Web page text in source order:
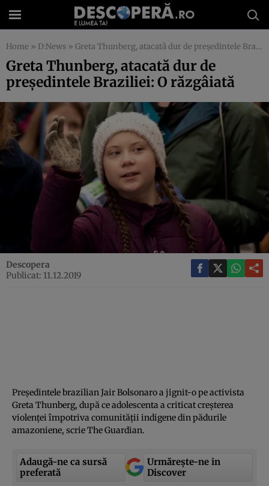
Home » D:News » Greta Thunberg, atacată dur de preşedintele Braziliei: O răzgâiată
Greta Thunberg, atacată dur de
preşedintele Braziliei: O răzgâiată
Descopera
Publicat: 11.12.2019
Preşedintele brazilian Jair Bolsonaro a jignit-o pe activista
Greta Thunberg, după ce adolescenta a criticat creşterea
violenţei împotriva comunităţii indigene din pădurile
amazoniene, scrie The Guardian.
Adaugă-ne ca sursă
preferată
Urmărește-ne in
Discover